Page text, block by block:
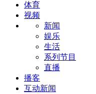
体育
视频
新闻
娱乐
生活
系列节目
直播
播客
互动新闻